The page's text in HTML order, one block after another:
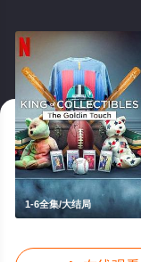
1-6全集/大结局